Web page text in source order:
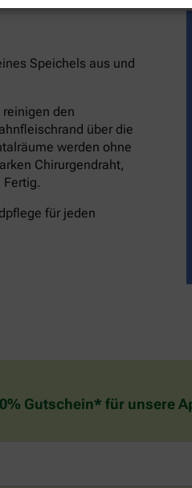
Speichels aus und
reinigen den
über die
werden ohne
Chirurgendraht,
für jeden
Gutschein* für unsere